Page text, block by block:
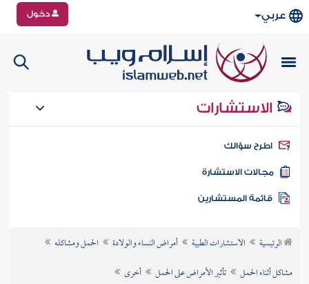
عربي دخول
الاستشارات
سؤالك
الاستشارة
الرئيسية الاستشارات الطبية أمراض النساء والولادة
الحمل ومشاكله
مشاكل أثناء الحمل
تأثير الأمراض على الحمل أخرى